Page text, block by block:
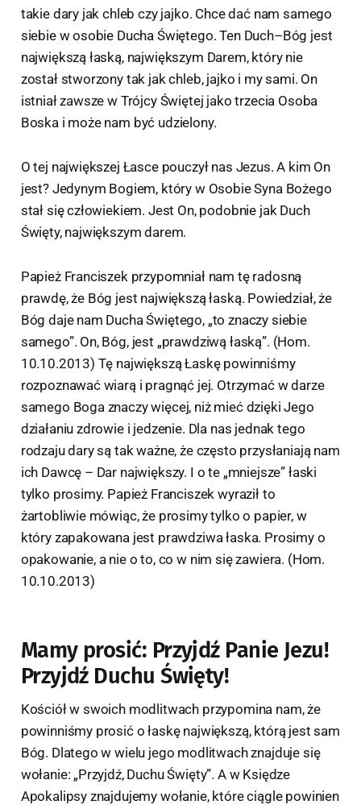
takie dary jak chleb czy jajko. Chce dać nam samego
siebie w osobie Ducha Świętego. Ten Duch–Bóg jest
największą łaską, największym Darem, który nie
został stworzony tak jak chleb, jajko i my sami. On
istniał zawsze w Trójcy Świętej jako trzecia Osoba
Boska i może nam być udzielony.
O tej największej Łasce pouczył nas Jezus. A kim On
jest? Jedynym Bogiem, który w Osobie Syna Bożego
stał się człowiekiem. Jest On, podobnie jak Duch
Święty, największym darem.
Papież Franciszek przypomniał nam tę radosną
prawdę, że Bóg jest największą łaską. Powiedział, że
Bóg daje nam Ducha Świętego, „to znaczy siebie
samego”. On, Bóg, jest „prawdziwą łaską”. (Hom.
10.10.2013) Tę największą Łaskę powinniśmy
rozpoznawać wiarą i pragnąć jej. Otrzymać w darze
samego Boga znaczy więcej, niż mieć dzięki Jego
działaniu zdrowie i jedzenie. Dla nas jednak tego
rodzaju dary są tak ważne, że często przysłaniają nam
ich Dawcę – Dar największy. I o te „mniejsze” łaski
tylko prosimy. Papież Franciszek wyraził to
żartobliwie mówiąc, że prosimy tylko o papier, w
który zapakowana jest prawdziwa łaska. Prosimy o
opakowanie, a nie o to, co w nim się zawiera. (Hom.
10.10.2013)
Mamy prosić: Przyjdź Panie Jezu!
Przyjdź Duchu Święty!
Kościół w swoich modlitwach przypomina nam, że
powinniśmy prosić o łaskę największą, którą jest sam
Bóg. Dlatego w wielu jego modlitwach znajduje się
wołanie: „Przyjdź, Duchu Święty”. A w Księdze
Apokalipsy znajdujemy wołanie, które ciągle powinien